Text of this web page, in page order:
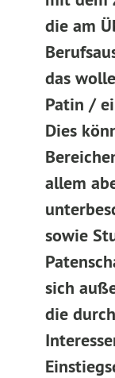
die am
das
Patin /
Dies
allem
sowie
sich
die